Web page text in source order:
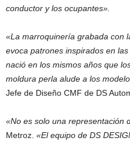
conductor y los ocupantes».
«La marroquinería grabada con
evoca patrones inspirados en
nació en los mismos años que
moldura perla alude a los
Jefe de Diseño CMF de DS
«No es solo una representación
Metroz. «El equipo de DS